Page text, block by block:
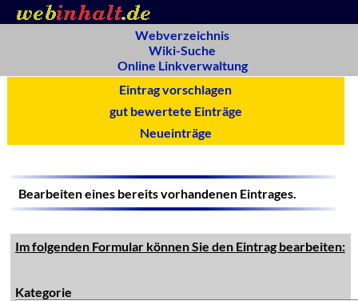
Webverzeichnis
Wiki-Suche
Online Linkverwaltung
Eintrag vorschlagen
gut bewertete Einträge
Neueinträge
Bearbeiten eines bereits vorhandenen Eintrages.
Im folgenden Formular können Sie den Eintrag bearbeiten:
Kategorie